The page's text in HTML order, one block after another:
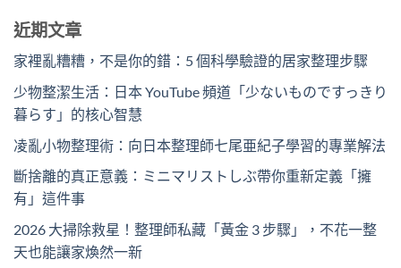
近期文章
家裡亂糟糟，不是你的錯：5 個科學驗證的居家整理步驟
少物整潔生活：日本 YouTube 頻道「少ないものですっきり
暮らす」的核心智慧
凌亂小物整理術：向日本整理師七尾亜紀子學習的專業解法
斷捨離的真正意義：ミニマリストしぶ帶你重新定義「擁
有」這件事
2026 大掃除救星！整理師私藏「黃金 3 步驟」，不花一整
天也能讓家煥然一新